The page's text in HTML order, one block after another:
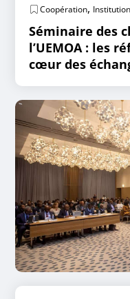
Coopération, Institution
Séminaire des
l’UEMOA : les
cœur des